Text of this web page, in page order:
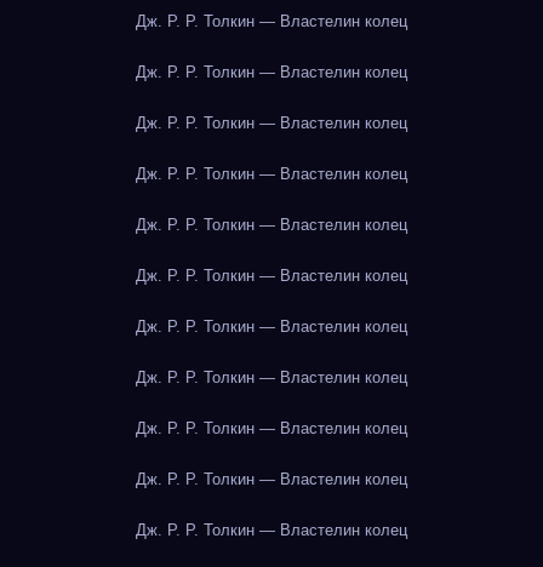
Дж. Р. Р. Толкин — Властелин колец
Дж. Р. Р. Толкин — Властелин колец
Дж. Р. Р. Толкин — Властелин колец
Дж. Р. Р. Толкин — Властелин колец
Дж. Р. Р. Толкин — Властелин колец
Дж. Р. Р. Толкин — Властелин колец
Дж. Р. Р. Толкин — Властелин колец
Дж. Р. Р. Толкин — Властелин колец
Дж. Р. Р. Толкин — Властелин колец
Дж. Р. Р. Толкин — Властелин колец
Дж. Р. Р. Толкин — Властелин колец